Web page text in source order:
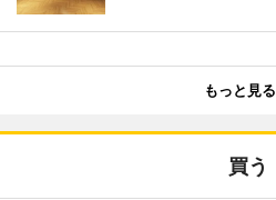
もっと見る
買う